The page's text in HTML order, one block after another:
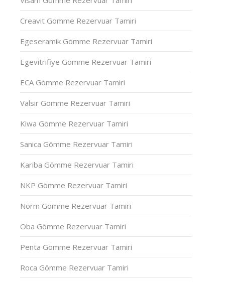
Creavit Gömme Rezervuar Tamiri
Egeseramik Gömme Rezervuar Tamiri
Egevitrifiye Gömme Rezervuar Tamiri
ECA Gömme Rezervuar Tamiri
Valsir Gömme Rezervuar Tamiri
Kiwa Gömme Rezervuar Tamiri
Sanica Gömme Rezervuar Tamiri
Kariba Gömme Rezervuar Tamiri
NKP Gömme Rezervuar Tamiri
Norm Gömme Rezervuar Tamiri
Oba Gömme Rezervuar Tamiri
Penta Gömme Rezervuar Tamiri
Roca Gömme Rezervuar Tamiri